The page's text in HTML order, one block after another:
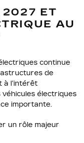
2027 ET
AU
continue
de
à l’intérêt
électriques
importante.
un rôle majeur